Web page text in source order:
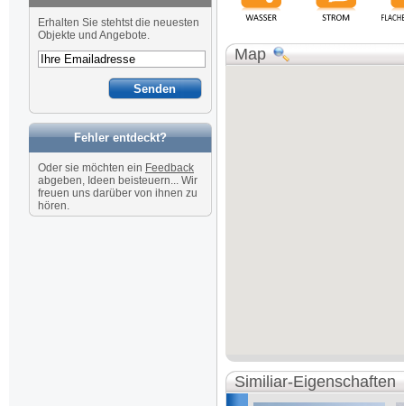
Newsletter
Erhalten Sie stehtst die neuesten
Objekte und Angebote.
Fehler entdeckt?
Oder sie möchten ein Feedback
abgeben, Ideen beisteuern... Wir
freuen uns darüber von ihnen zu
hören.
Map
Similiar-Eigenschaften